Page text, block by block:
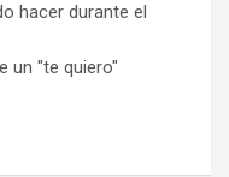
hacer durante el
un "te quiero"